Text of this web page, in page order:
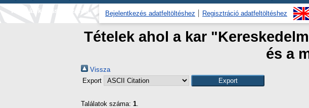
Tallózás kulcsszó szerint
Bejelentkezés adatfeltöltéshez Regisztráció adatfeltöltéshez
Tételek ahol a kar
és a
Vissza
Export
Találatok száma: 1.